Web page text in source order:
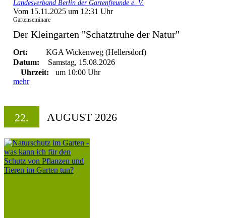
Landesverband Berlin der Gartenfreunde e. V.
Vom 15.11.2025 um 12:31 Uhr
Gartenseminare
Der Kleingarten "Schatztruhe der Natur"
Ort:
KGA Wickenweg (Hellersdorf)
Datum:
Samstag, 15.08.2026
Uhrzeit:
um 10:00 Uhr
mehr
22. AUGUST 2026